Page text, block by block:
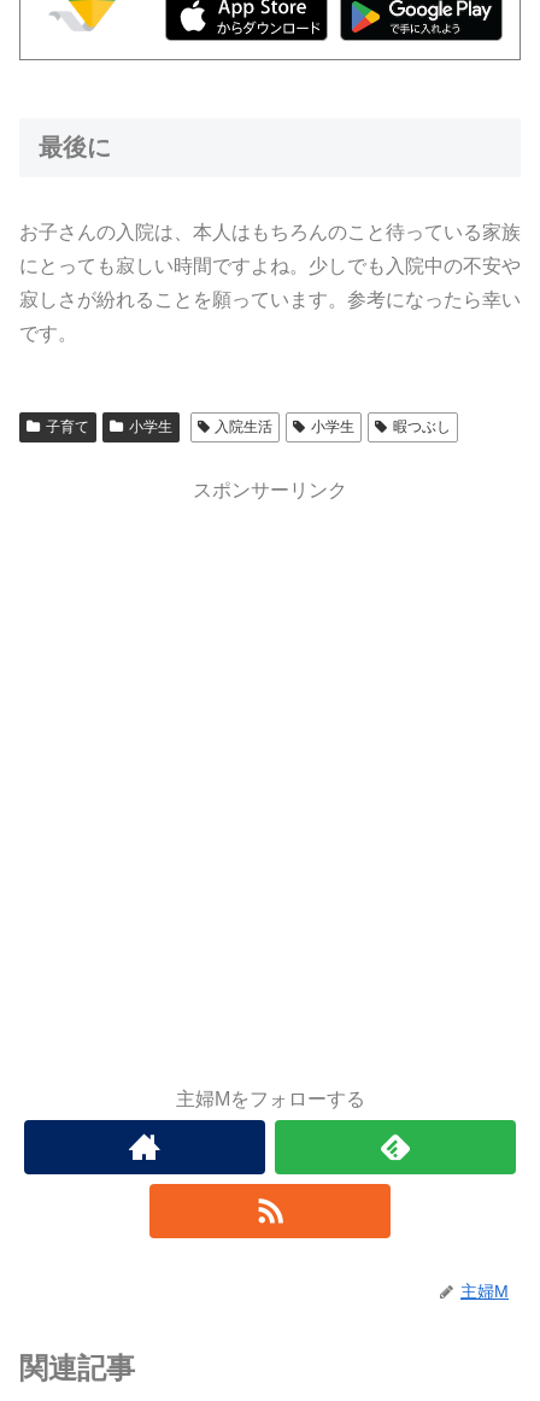
最後に
お子さんの入院は、本人はもちろんのこと待っている家族
にとっても寂しい時間ですよね。少しでも入院中の不安や
寂しさが紛れることを願っています。参考になったら幸い
です。
子育て 小学生 入院生活 小学生 暇つぶし
スポンサーリンク
主婦Mをフォローする
主婦M
関連記事